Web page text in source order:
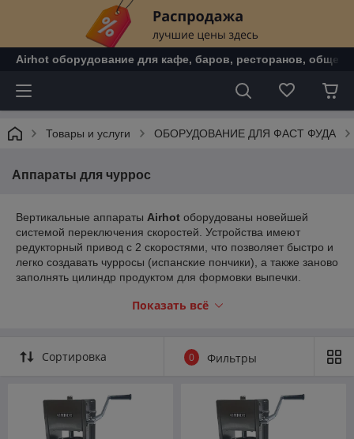
Airhot оборудование для кафе, баров, ресторанов,
Товары и услуги ОБОРУДОВАНИЕ ДЛЯ ФАСТ ФУДА
Аппараты для чуррос
Вертикальные аппараты Airhot оборудованы новейшей
системой переключения скоростей. Устройства имеют
редукторный привод с 2 скоростями, что позволяет быстро и
легко создавать чурросы (испанские пончики), а также заново
заполнять цилиндр продуктом для формовки выпечки.
ресторанов, в которых ведется собственное производство
может выбрать и установить нужный ему режим (колбасные
2) Цилиндр и поршень легко снимаются, что позволяет
провести чистку и обслуживание.
Показать всё
Сортировка 0 Фильтры